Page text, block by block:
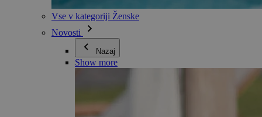
Vse v kategoriji Ženske
Novosti
Nazaj
Show more